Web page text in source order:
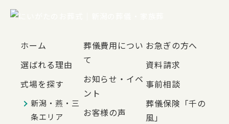
ホーム
選ばれる理由
式場を探す
新潟・燕・三
条エリア
葬儀費用につい
て
お知らせ・イベ
ント
お客様の声
お急ぎの方へ
資料請求
事前相談
葬儀保険「千の
風」